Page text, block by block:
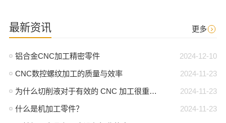
最新资讯 更多
2024-12-10
铝合金CNC加工精密零件
2024-11-23
CNC数控螺纹加工的质量与效率
2024-11-23
为什么切削液对于有效的 CNC 加工很重要？
2024-11-23
什么是机加工零件？